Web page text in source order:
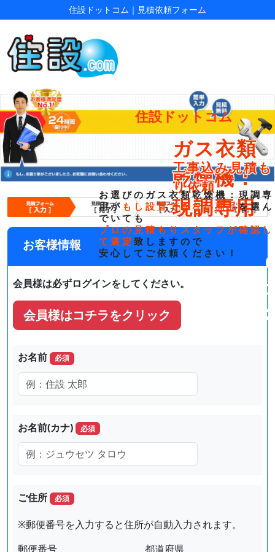
住設ドットコム ｜ 見積依頼フォーム
住設ドットコム
ガス衣類
乾燥機：
現調専用
工事込み見積も
り依頼
お選びのガス衣類乾燥機：現調専
用が もし設置できない商品を選ん
でいても
プロの見積もりスタッフが確認し
て選定 致しますので
安心してご依頼ください！
お客様情報
会員様は必ずログインをしてください。
会員様はコチラをクリック
お名前 必須
お名前(カナ) 必須
ご住所 必須
※郵便番号を入力すると住所が自動入力されます。
郵便番号
都道府県